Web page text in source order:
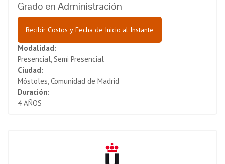
Grado en Administración
Recibir Costos y Fecha de Inicio al Instante
Modalidad:
Presencial, Semi Presencial
Ciudad:
Móstoles, Comunidad de Madrid
Duración:
4 AÑOS